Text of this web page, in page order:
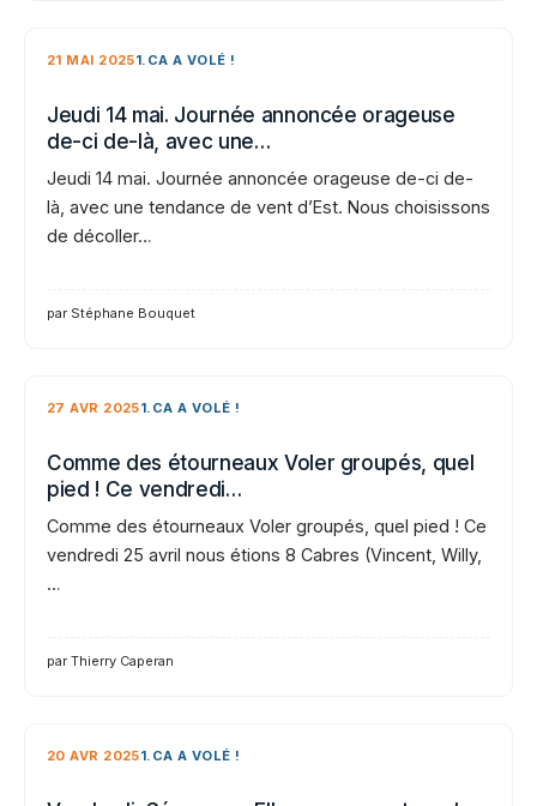
21 MAI 20251.CA A VOLÉ !
Jeudi 14 mai. Journée annoncée orageuse
de-ci de-là, avec une…
Jeudi 14 mai. Journée annoncée orageuse de-ci de-
là, avec une tendance de vent d’Est. Nous choisissons
de décoller…
par Stéphane Bouquet
27 AVR 20251.CA A VOLÉ !
Comme des étourneaux Voler groupés, quel
pied ! Ce vendredi…
Comme des étourneaux Voler groupés, quel pied ! Ce
vendredi 25 avril nous étions 8 Cabres (Vincent, Willy,
…
par Thierry Caperan
20 AVR 20251.CA A VOLÉ !